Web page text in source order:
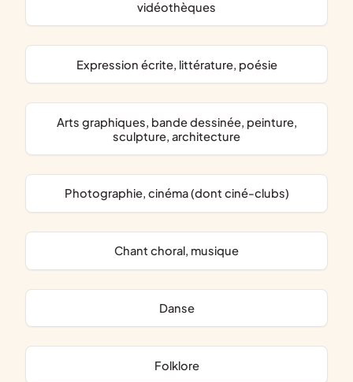
vidéothèques
expression écrite, littérature, poésie
arts graphiques, bande dessinée, peinture,
sculpture, architecture
photographie, cinéma (dont ciné-clubs)
chant choral, musique
danse
folklore